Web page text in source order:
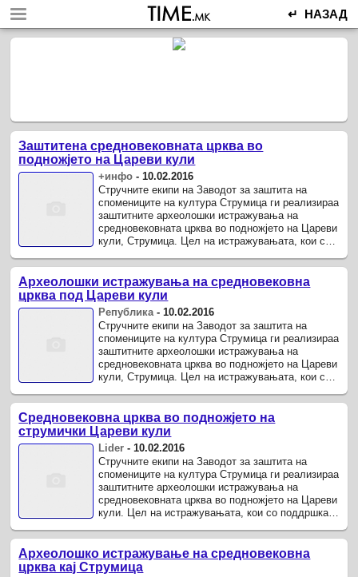
↵ НАЗАД
Заштитена средновековната црква во
подножјето на Цареви кули
+инфо - 10.02.2016
Стручните екипи на Заводот за заштита на
спомениците на култура Струмица ги реализираа
заштитните археолошки истражувања на
средновековната црква во подножјето на Цареви
кули, Струмица. Цел на истражувањата, кои со
Археолошки истражувања на средновековна
црква под Цареви кули
Република - 10.02.2016
Стручните екипи на Заводот за заштита на
спомениците на култура Струмица ги реализираа
заштитните археолошки истражувања на
средновековната црква во подножјето на Цареви
кули, Струмица. Цел на истражувањата, кои со
Средновековна црква во подножјето на
струмички Цареви кули
Lider -10.02.2016
Стручните екипи на Заводот за заштита на
спомениците на култура Струмица ги реализираа
заштитните археолошки истражувања на
средновековната црква во подножјето на Цареви
кули. Цел на истражувањата, кои со поддршка
Археолошко истражување на средновековна
црква кај Струмица